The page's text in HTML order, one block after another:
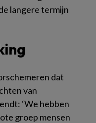
langere termijn
dat
van
‘We hebben
groep mensen